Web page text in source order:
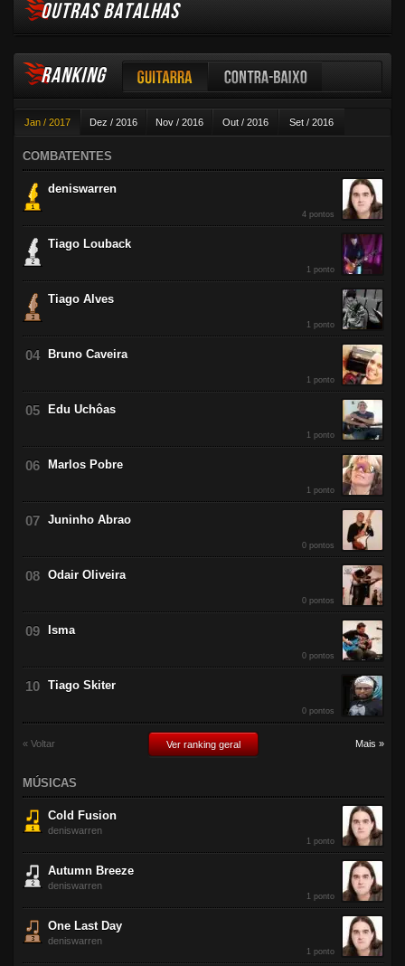
OUTRAS BATALHAS
RANKING
Jan / 2017 Dez / 2016 Nov / 2016 Out / 2016 Set / 2016
Ago / 2016 Jul / 2016
Guitarra Contra-baixo
COMBATENTES
deniswarren
4 pontos
Tiago Louback
1 ponto
Tiago Alves
1 ponto
Bruno Caveira
1 ponto
Edu Uchôas
1 ponto
Marlos Pobre
1 ponto
Juninho Abrao
0 pontos
Odair Oliveira
0 pontos
Isma
0 pontos
Tiago Skiter
0 pontos
« Voltar Ver ranking geral Mais »
MÚSICAS
Cold Fusion
deniswarren
1 ponto
Autumn Breeze
deniswarren
1 ponto
One Last Day
deniswarren
1 ponto